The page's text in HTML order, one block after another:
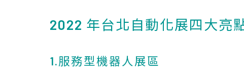
2022 年台北自動化展四大亮
1.服務型機器人展區